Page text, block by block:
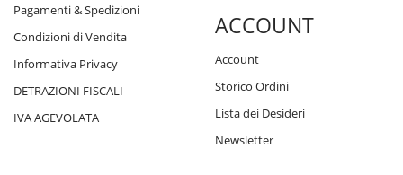
Pagamenti & Spedizioni
Condizioni di Vendita
Informativa Privacy
DETRAZIONI FISCALI
IVA AGEVOLATA
ACCOUNT
Account
Storico Ordini
Lista dei Desideri
Newsletter